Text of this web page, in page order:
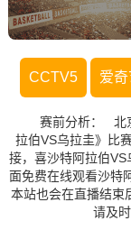
CCTV5 爱奇
赛前分析： 北
拉伯VS乌拉圭》比
接，喜沙特阿拉伯
面免费在线观看沙特
本站也会在直播结束
请及